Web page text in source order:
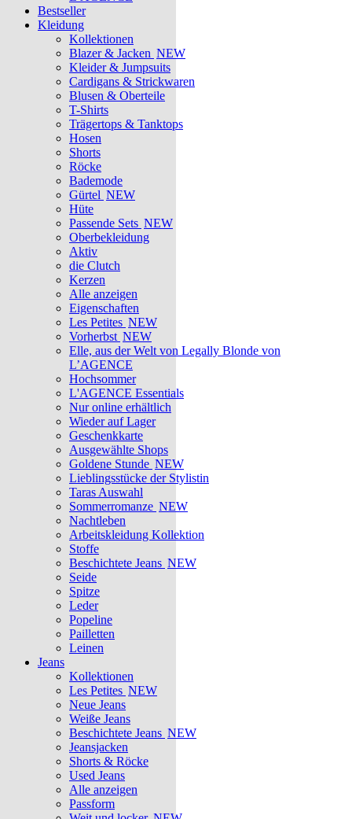
Bestseller
Kleidung
Kollektionen
Blazer & Jacken NEW
Kleider & Jumpsuits
Cardigans & Strickwaren
Blusen & Oberteile
T-Shirts
Trägertops & Tanktops
Hosen
Shorts
Röcke
Bademode
Gürtel NEW
Hüte
Passende Sets NEW
Oberbekleidung
Aktiv
die Clutch
Kerzen
Alle anzeigen
Eigenschaften
Les Petites NEW
Vorherbst NEW
Elle, aus der Welt von Legally Blonde von
L’AGENCE
Hochsommer
L'AGENCE Essentials
Nur online erhältlich
Wieder auf Lager
Geschenkkarte
Ausgewählte Shops
Goldene Stunde NEW
Lieblingsstücke der Stylistin
Taras Auswahl
Sommerromanze NEW
Nachtleben
Arbeitskleidung Kollektion
Stoffe
Beschichtete Jeans NEW
Seide
Spitze
Leder
Popeline
Pailletten
Leinen
Jeans
Kollektionen
Les Petites NEW
Neue Jeans
Weiße Jeans
Beschichtete Jeans NEW
Jeansjacken
Shorts & Röcke
Used Jeans
Alle anzeigen
Passform